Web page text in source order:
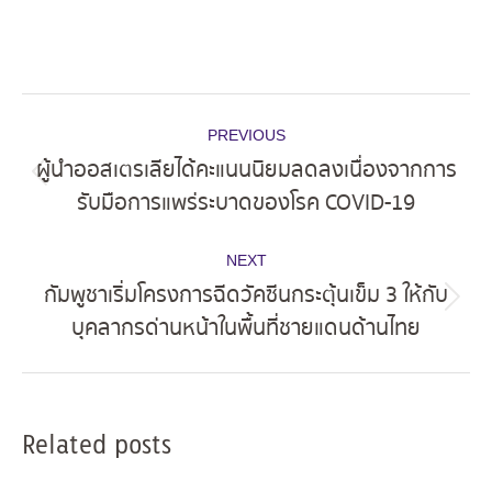
navigation
PREVIOUS
Previous
post:
ผู้นำออสเตรเลียได้คะแนนนิยมลดลงเนื่องจากการ
รับมือการแพร่ระบาดของโรค COVID-19
NEXT
Next
post:
กัมพูชาเริ่มโครงการฉีดวัคซีนกระตุ้นเข็ม 3 ให้กับ
บุคลากรด่านหน้าในพื้นที่ชายแดนด้านไทย
Related posts